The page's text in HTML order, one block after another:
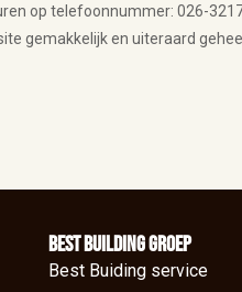
op telefoonnummer: 026-
gemakkelijk en uiteraard geheel
BEst Building groep
Best Buiding service